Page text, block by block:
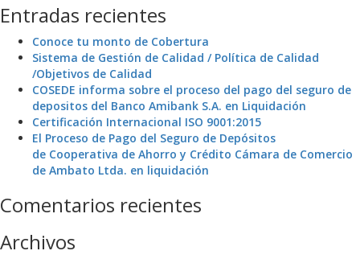
Entradas recientes
Conoce tu monto de Cobertura
Sistema de Gestión de Calidad / Política de Calidad
/Objetivos de Calidad
COSEDE informa sobre el proceso del pago del seguro de
depositos del Banco Amibank S.A. en Liquidación
Certificación Internacional ISO 9001:2015
El Proceso de Pago del Seguro de Depósitos
de Cooperativa de Ahorro y Crédito Cámara de Comercio
de Ambato Ltda. en liquidación
Comentarios recientes
Archivos